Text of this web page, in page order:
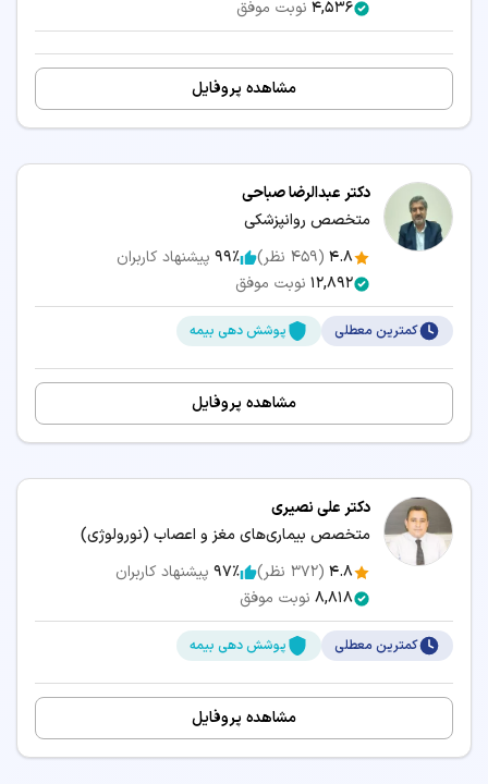
4,536 نوبت موفق
مشاهده پروفایل
دکتر عبدالرضا صباحی
متخصص روانپزشکی
4.8
(
459 نظر) 99٪ پیشنهاد کاربران
12,892 نوبت موفق
کمترین معطلی پوشش دهی بیمه
مشاهده پروفایل
دکتر علی نصیری
متخصص بیماری‌های مغز و اعصاب (نورولوژی)
4.8
(
372 نظر) 97٪ پیشنهاد کاربران
8,818 نوبت موفق
کمترین معطلی پوشش دهی بیمه
مشاهده پروفایل